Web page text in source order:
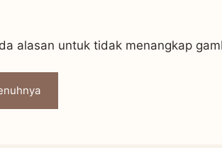
alasan untuk tidak menangkap